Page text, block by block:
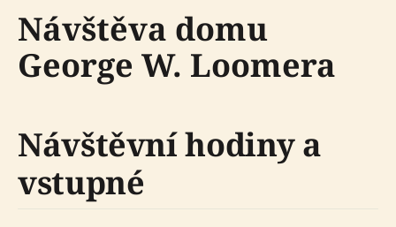
Návštěva domu
George W. Loomera
Návštěvní hodiny a
vstupné